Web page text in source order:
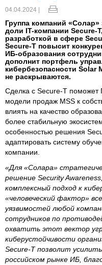
04.04.2024 |
Группа компаний
доли IT-компании Secure-
разработкой в сфере
Secure-T повысит
ИБ-образования
дополнит портфель
кибербезопасности Solar
не раскрываются.
Сделка с Secure-T поможет
модели продаж MSS к
влиять на качество
более стабильную
особенностью решения
адаптировать систему
компании.
«Для «Солара»
решение Security
комплексный подход к
«человеческий фактор»
уязвимостей любой
сотрудников по
охватить этот вектор
киберустойчивости
Secure-T позволит
российском рынке ИБ,